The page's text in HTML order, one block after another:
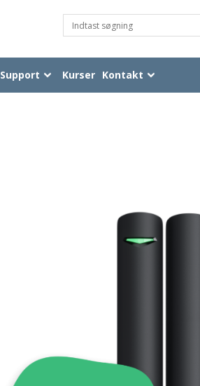
Support Kurser Kontakt